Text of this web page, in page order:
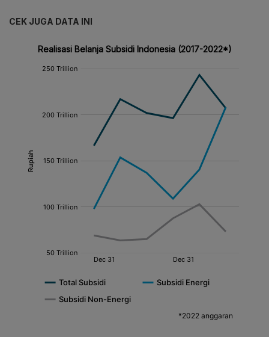
CEK JUGA DATA INI